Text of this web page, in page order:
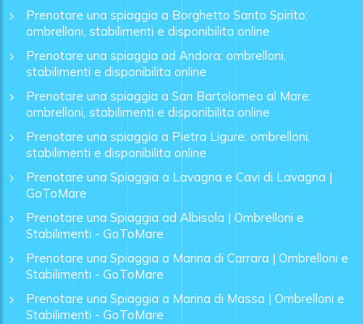
Prenotare una spiaggia a Borghetto Santo Spirito:
ombrelloni, stabilimenti e disponibilita online
Prenotare una spiaggia ad Andora: ombrelloni,
stabilimenti e disponibilita online
Prenotare una spiaggia a San Bartolomeo al Mare:
ombrelloni, stabilimenti e disponibilita online
Prenotare una spiaggia a Pietra Ligure: ombrelloni,
stabilimenti e disponibilita online
Prenotare una Spiaggia a Lavagna e Cavi di Lavagna |
GoToMare
Prenotare una Spiaggia ad Albisola | Ombrelloni e
Stabilimenti - GoToMare
Prenotare una Spiaggia a Marina di Carrara | Ombrelloni e
Stabilimenti - GoToMare
Prenotare una Spiaggia a Marina di Massa | Ombrelloni e
Stabilimenti - GoToMare